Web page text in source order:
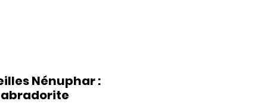
Nénuphar :